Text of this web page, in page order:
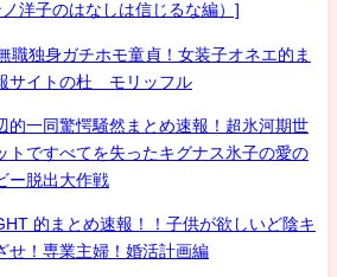
洋子のはなしは信じるな編）]
独身ガチホモ童貞！女装子オネエ的ま
サイトの杜 モリッフル
的一同驚愕騒然まとめ速報！超氷河期世
トですべてを失ったキグナス氷子の愛の
ー脱出大作戦
的まとめ速報！！子供が欲しいど陰キ
せ！専業主婦！婚活計画編